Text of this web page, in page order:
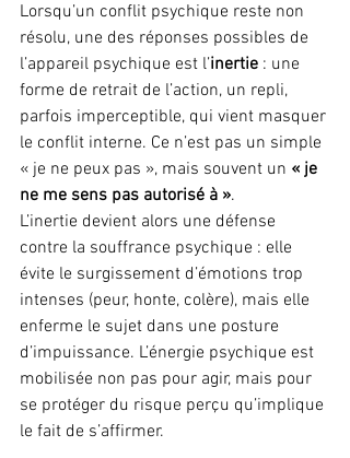
Lorsqu’un conflit psychique reste non
résolu, une des réponses possibles de
l’appareil psychique est l’inertie : une
forme de retrait de l’action, un repli,
parfois imperceptible, qui vient masquer
le conflit interne. Ce n’est pas un simple
« je ne peux pas », mais souvent un « je
ne me sens pas autorisé à ».
L’inertie devient alors une défense
contre la souffrance psychique : elle
évite le surgissement d’émotions trop
intenses (peur, honte, colère), mais elle
enferme le sujet dans une posture
d’impuissance. L’énergie psychique est
mobilisée non pas pour agir, mais pour
se protéger du risque perçu qu’implique
le fait de s’affirmer.